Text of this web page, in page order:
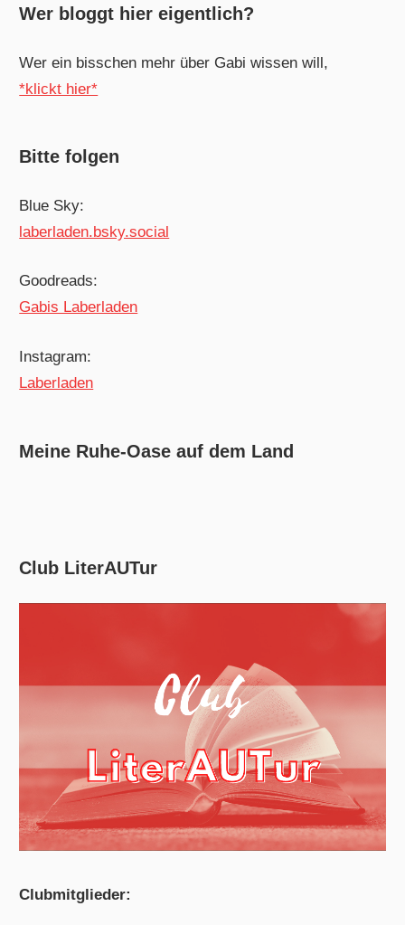
Wer bloggt hier eigentlich?
Wer ein bisschen mehr über Gabi wissen will,
*klickt hier*
Bitte folgen
Blue Sky:
laberladen.bsky.social
Goodreads:
Gabis Laberladen
Instagram:
Laberladen
Meine Ruhe-Oase auf dem Land
Club LiterAUTur
Clubmitglieder: